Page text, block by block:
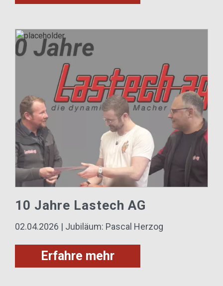
10 Jahre Lastech AG
02.04.2026 | Jubiläum: Pascal Herzog
Erfahre mehr